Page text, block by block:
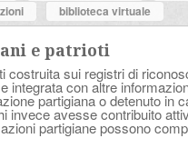
biblioteca virtuale
e patrioti
costruita sui registri di
integrata con altre
partigiana o detenuto in
invece avesse contribuito
partigiane possono